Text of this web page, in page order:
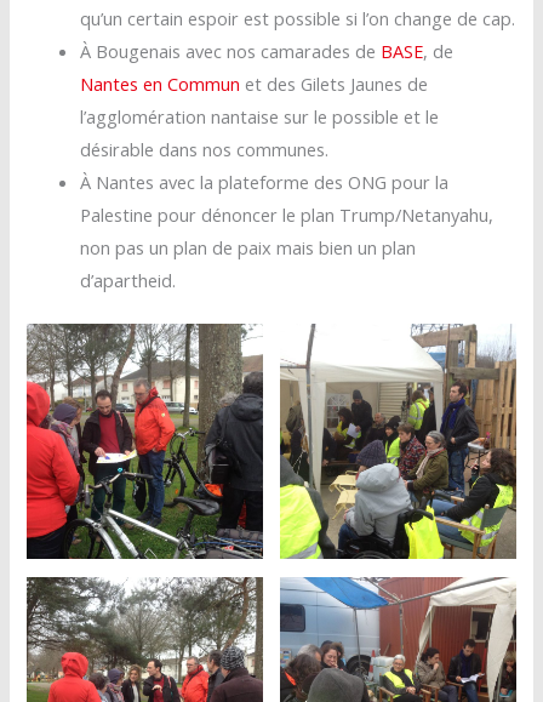
qu’un certain espoir est possible si l’on change de cap.
À Bougenais avec nos camarades de BASE, de
Nantes en Commun et des Gilets Jaunes de
l’agglomération nantaise sur le possible et le
désirable dans nos communes.
À Nantes avec la plateforme des ONG pour la
Palestine pour dénoncer le plan Trump/Netanyahu,
non pas un plan de paix mais bien un plan
d’apartheid.